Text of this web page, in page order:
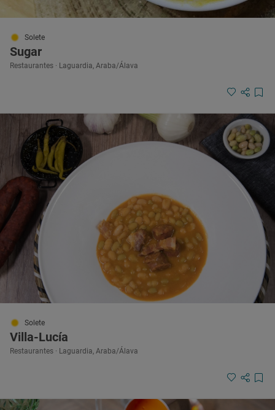
Solete
Sugar
Restaurantes · Laguardia, Araba/Álava
Solete
Villa-Lucía
Restaurantes · Laguardia, Araba/Álava